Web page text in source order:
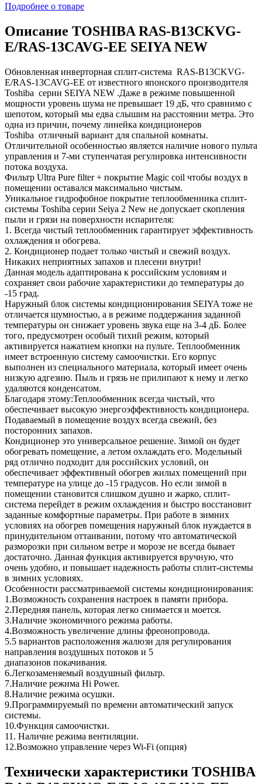
Подробнее о товаре
Описание TOSHIBA RAS-B13CKVG-
E/RAS-13CAVG-EE SEIYA NEW
Обновленная инверторная сплит-система RAS-B13CKVG-
E/RAS-13CAVG-EE от известного японского производителя
Toshiba серии SEIYA NEW .Даже в режиме повышенной
мощности уровень шума не превышает 19 дБ, что сравнимо с
шепотом, который мы едва слышим на расстоянии метра. Это
одна из причин, почему линейка кондиционеров
Toshiba отличный вариант для спальной комнаты.
Отличительной особенностью является наличие нового пульта
управления и 7-ми ступенчатая регулировка интенсивности
потока воздуха.
Фильтр Ultra Pure filter + покрытие Magic coil чтобы воздух в
помещении оставался максимально чистым.
Уникальное гидрофобное покрытие теплообменника сплит-
системы Toshiba серии Seiya 2 New не допускает скопления
пыли и грязи на поверхности испарителя:
1. Всегда чистый теплообменник гарантирует эффективность
охлаждения и обогрева.
2. Кондиционер подает только чистый и свежий воздух.
Никаких неприятных запахов и плесени внутри!
Данная модель адаптирована к российским условиям и
сохраняет свои рабочие характеристики до температуры до
-15 град.
Наружный блок системы кондиционирования SEIYA тоже не
отличается шумностью, а в режиме поддержания заданной
температуры он снижает уровень звука еще на 3-4 дБ. Более
того, предусмотрен особый тихий режим, который
активируется нажатием кнопки на пульте. Теплообменник
имеет встроенную систему самоочистки. Его корпус
выполнен из специального материала, который имеет очень
низкую адгезию. Пыль и грязь не прилипают к нему и легко
удаляются конденсатом.
Благодаря этому:Теплообменник всегда чистый, что
обеспечивает высокую энергоэффективность кондиционера.
Подаваемый в помещение воздух всегда свежий, без
посторонних запахов.
Кондиционер это универсальное решение. Зимой он будет
обогревать помещение, а летом охлаждать его. Модельный
ряд отлично подходит для российских условий, он
обеспечивает эффективный обогрев жилых помещений при
температуре на улице до -15 градусов. Но если зимой в
помещении становится слишком душно и жарко, сплит-
система перейдет в режим охлаждения и быстро восстановит
заданные комфортные параметры. При работе в зимних
условиях на обогрев помещения наружный блок нуждается в
принудительном оттаивании, потому что автоматической
разморозки при сильном ветре и морозе не всегда бывает
достаточно. Данная функция активируется вручную, что
очень удобно, и повышает надежность работы сплит-системы
в зимних условиях.
Особенности рассматриваемой системы кондиционирования:
1.Возможность сохранения настроек в памяти прибора.
2.Передняя панель, которая легко снимается и моется.
3.Наличие экономичного режима работы.
4.Возможность увеличение длины фреонопровода.
5.5 вариантов расположения жалюзи для регулирования
направления воздушных потоков и 5
диапазонов покачивания.
6.Легкозаменяемый воздушный фильтр.
7.Наличие режима Hi Power.
8.Наличие режима осушки.
9.Программируемый по времени автоматический запуск
системы.
10.Функция самоочистки.
11. Наличие режима вентиляции.
12.Возможно управление через Wi-Fi (опция)
Технически характеристики TOSHIBA